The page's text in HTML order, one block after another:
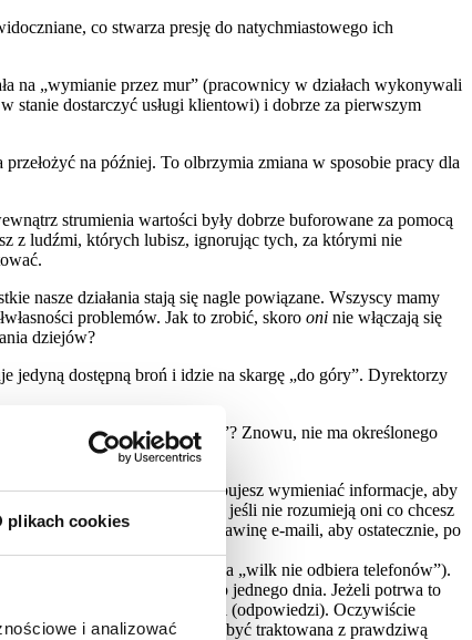
plikach cookies
i analizować
co stwarza presję do natychmiastowego ich
na „wymianie przez mur” (pracownicy w działach wykonywali
stanie dostarczyć usługi klientowi) i dobrze za pierwszym
na później. To olbrzymia zmiana w sposobie pracy dla
strumienia wartości były dobrze buforowane za pomocą
z ludźmi, których lubisz, ignorując tych, za którymi nie
nasze działania stają się nagle powiązane. Wszyscy mamy
problemów. Jak to zrobić, skoro oni nie włączają się
dziejów?
jedyną dostępną broń i idzie na skargę „do góry”. Dyrektorzy
„dobrą relację zawodową”? Znowu, nie ma określonego
chodzi o to, że potrzebujesz wymieniać informacje, aby
liczby od swoich kolegów, to jeśli nie rozumieją oni co chcesz
co z kolei wywoła lawinę e-maili, aby ostatecznie, po
człowiekowi wilkiem” a „wilk nie odbiera telefonów”).
w ciągu zaledwie godziny lub jednego dnia. Jeżeli potrwa to
staje się jest szybkość reakcji (odpowiedzi). Oczywiście
dostępność powinna być traktowana z prawdziwą